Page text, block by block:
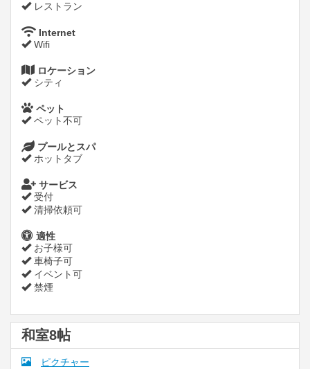
レストラン
Internet
Wifi
ロケーション
シティ
ペット
ペット不可
プールとスパ
ホットタブ
サービス
受付
清掃依頼可
適性
お子様可
車椅子可
イベント可
禁煙
和室8帖
ピクチャー